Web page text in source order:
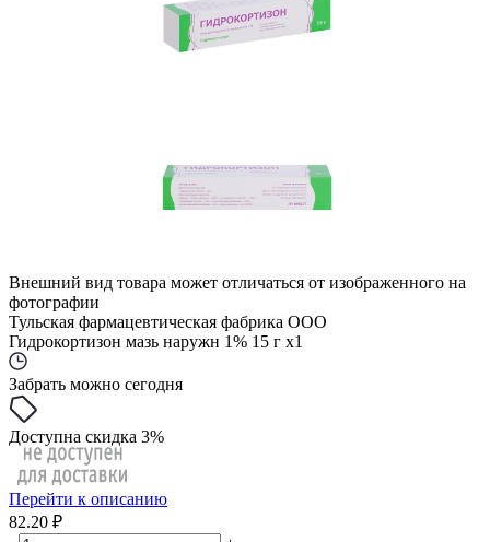
Внешний вид товара может отличаться от изображенного на
фотографии
Тульская фармацевтическая фабрика ООО
Гидрокортизон мазь наружн 1% 15 г x1
Забрать можно сегодня
Доступна скидка 3%
Перейти к описанию
82.20 ₽